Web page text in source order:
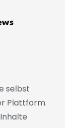
selbst
Plattform.